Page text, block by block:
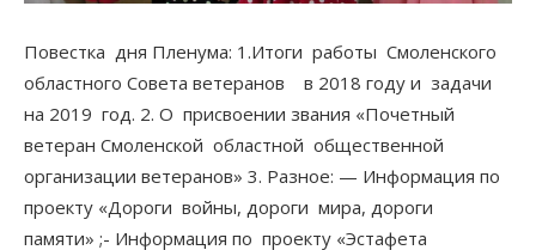
Повестка дня Пленума: 1.Итоги работы Смоленского
областного Совета ветеранов в 2018 году и задачи
на 2019 год. 2. О присвоении звания «Почетный
ветеран Смоленской областной общественной
организации ветеранов» 3. Разное: — Информация по
проекту «Дороги войны, дороги мира, дороги
памяти» ;- Информация по проекту «Эстафета